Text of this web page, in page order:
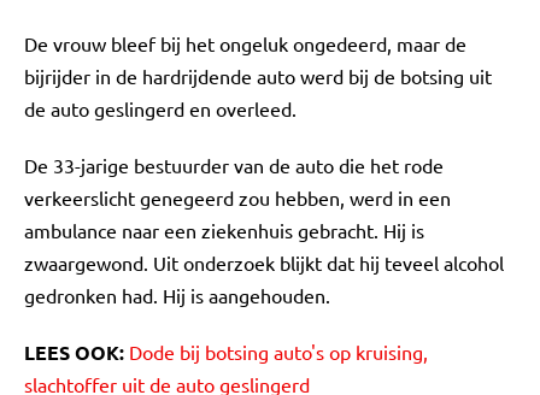
De vrouw bleef bij het ongeluk ongedeerd, maar de
bijrijder in de hardrijdende auto werd bij de botsing uit
de auto geslingerd en overleed.
De 33-jarige bestuurder van de auto die het rode
verkeerslicht genegeerd zou hebben, werd in een
ambulance naar een ziekenhuis gebracht. Hij is
zwaargewond. Uit onderzoek blijkt dat hij teveel alcohol
gedronken had. Hij is aangehouden.
LEES OOK: Dode bij botsing auto's op kruising,
slachtoffer uit de auto geslingerd